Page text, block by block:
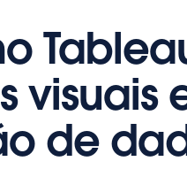
visuais
de